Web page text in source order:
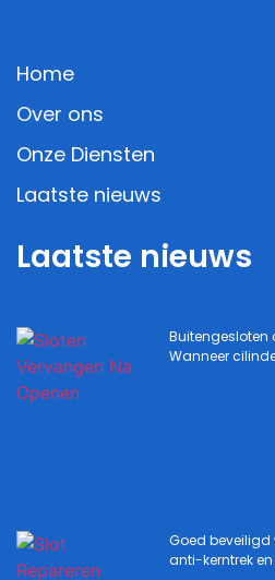
Home
Over ons
Onze Diensten
Laatste nieuws
Laatste nieuws
Buitengesloten
Wanneer
Goed beveiligd
anti-kerntrek